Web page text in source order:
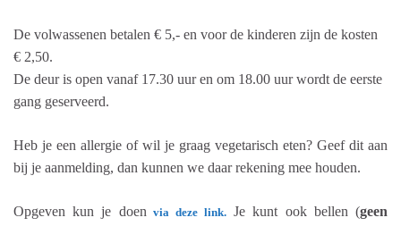
De volwassenen betalen € 5,- en voor de kinderen zijn de kosten
€ 2,50.
De deur is open vanaf 17.30 uur en om 18.00 uur wordt de eerste
gang geserveerd.
Heb je een allergie of wil je graag vegetarisch eten? Geef dit aan
bij je aanmelding, dan kunnen we daar rekening mee houden.
Opgeven kun je doen via deze link. Je kunt ook bellen (geen